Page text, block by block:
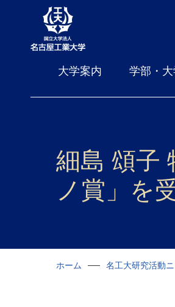
大学案内 学部・
細島 頌子
ノ賞」を
ホーム 名工大研究活動